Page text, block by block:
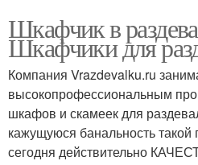
Шкафчик в
Шкафчики для
Компания Vrazdevalku.ru
высокопрофессиональным
шкафов и скамеек для
кажущуюся банальность такой
сегодня действительно